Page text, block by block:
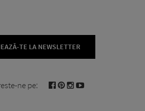
TE LA NEWSLETTER
ne pe: